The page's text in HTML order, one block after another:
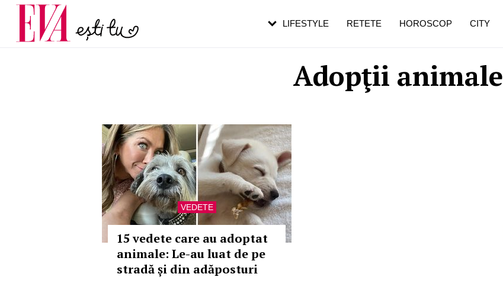
Adopţii animale
VEDETE
15 vedete care au adoptat
animale: Le-au luat de pe
stradă și din adăposturi
LIFESTYLE RETETE HOROSCOP CITY
Carieră
Actualitate
pe măsură ce înaintezi în vârstă
de dureroasă este investigația